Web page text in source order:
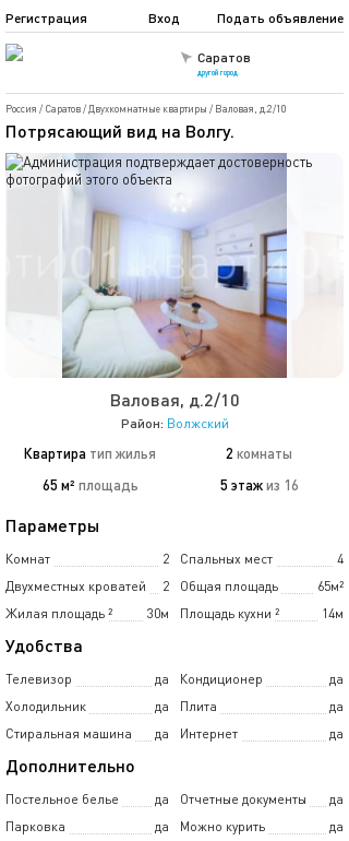
Саратов
другой город
Подать объявление
Регистрация Вход
Россия / Саратов/ Двухкомнатные квартиры / Валовая, д.2/10
Потрясающий вид на Волгу.
Валовая, д.2/10
Район: Волжский
Квартира тип жилья 2 комнаты
65 м² площадь 5 этаж из 16
Параметры
Комнат 2 Спальных мест
4
Двухместных кроватей
2 Общая площадь
65м²
Жилая площадь
30м
² Площадь кухни 14м
²
Удобства
Телевизор да Кондиционер
да
Холодильник
да Плита
да
Стиральная машина
да Интернет да
Дополнительно
Постельное белье да Отчетные документы
да
Парковка
да Можно курить
да